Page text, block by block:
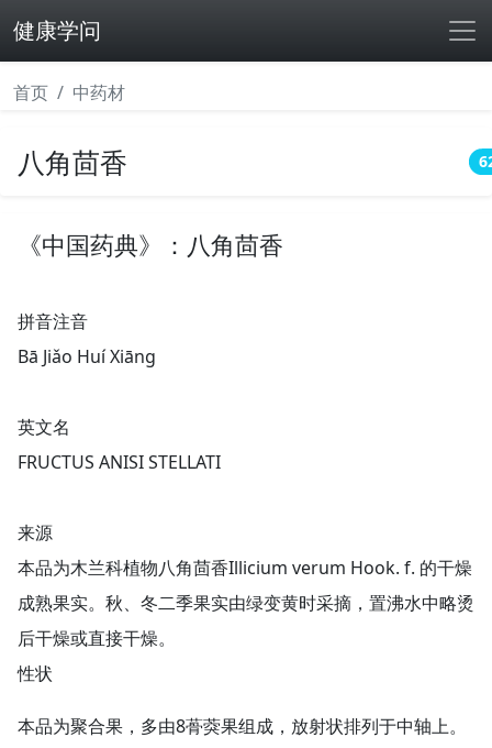
健康学问
首页 中药材
八角茴香
《中国药典》：八角茴香
拼音注音
Bā Jiǎo Huí Xiānɡ
英文名
FRUCTUS ANISI STELLATI
来源
本品为木兰科植物八角茴香Illicium verum Hook. f. 的干燥
成熟果实。秋、冬二季果实由绿变黄时采摘，置沸水中略烫
后干燥或直接干燥。
性状
本品为聚合果，多由8蓇葖果组成，放射状排列于中轴上。